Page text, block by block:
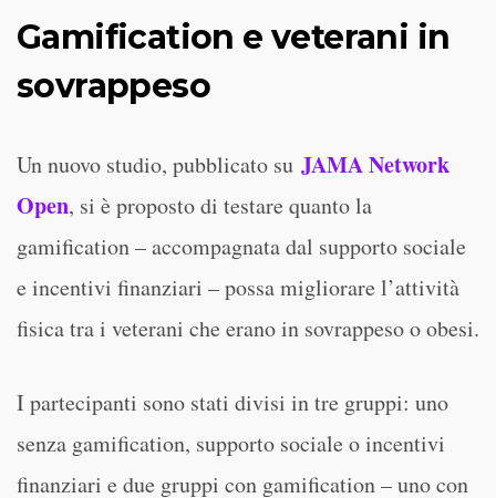
Gamification e veterani in
sovrappeso
Un nuovo studio, pubblicato su JAMA Network
Open, si è proposto di testare quanto la
gamification – accompagnata dal supporto sociale
e incentivi finanziari – possa migliorare l’attività
fisica tra i veterani che erano in sovrappeso o obesi.
I partecipanti sono stati divisi in tre gruppi: uno
senza gamification, supporto sociale o incentivi
finanziari e due gruppi con gamification – uno con